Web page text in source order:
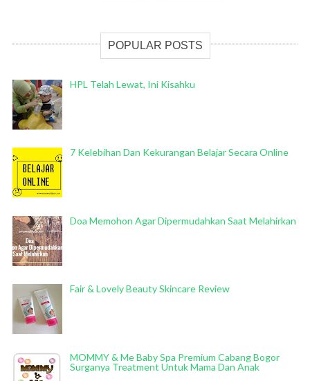
POPULAR POSTS
HPL Telah Lewat, Ini Kisahku
7 Kelebihan Dan Kekurangan Belajar Secara Online
Doa Memohon Agar Dipermudahkan Saat Melahirkan
Fair & Lovely Beauty Skincare Review
MOMMY & Me Baby Spa Premium Cabang Bogor
Surganya Treatment Untuk Mama Dan Anak